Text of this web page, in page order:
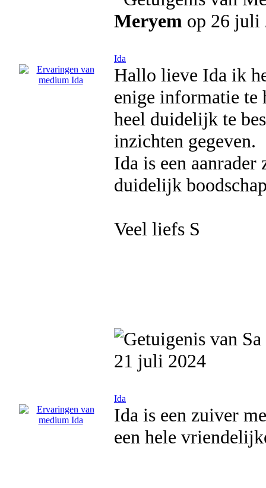
Meryem op 26 juli
Ida
Hallo lieve Ida ik
enige informatie te
heel duidelijk te
inzichten gegeven.
Ida is een aanrader
duidelijk
Veel liefs S
21 juli 2024
Ida
Ida is een zuiver
een hele